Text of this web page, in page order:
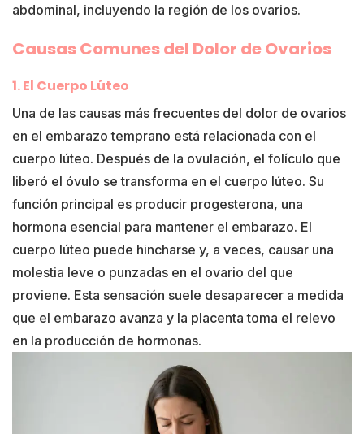
abdominal, incluyendo la región de los ovarios.
Causas Comunes del Dolor de Ovarios
1. El Cuerpo Lúteo
Una de las causas más frecuentes del dolor de ovarios
en el embarazo temprano está relacionada con el
cuerpo lúteo. Después de la ovulación, el folículo que
liberó el óvulo se transforma en el cuerpo lúteo. Su
función principal es producir progesterona, una
hormona esencial para mantener el embarazo. El
cuerpo lúteo puede hincharse y, a veces, causar una
molestia leve o punzadas en el ovario del que
proviene. Esta sensación suele desaparecer a medida
que el embarazo avanza y la placenta toma el relevo
en la producción de hormonas.